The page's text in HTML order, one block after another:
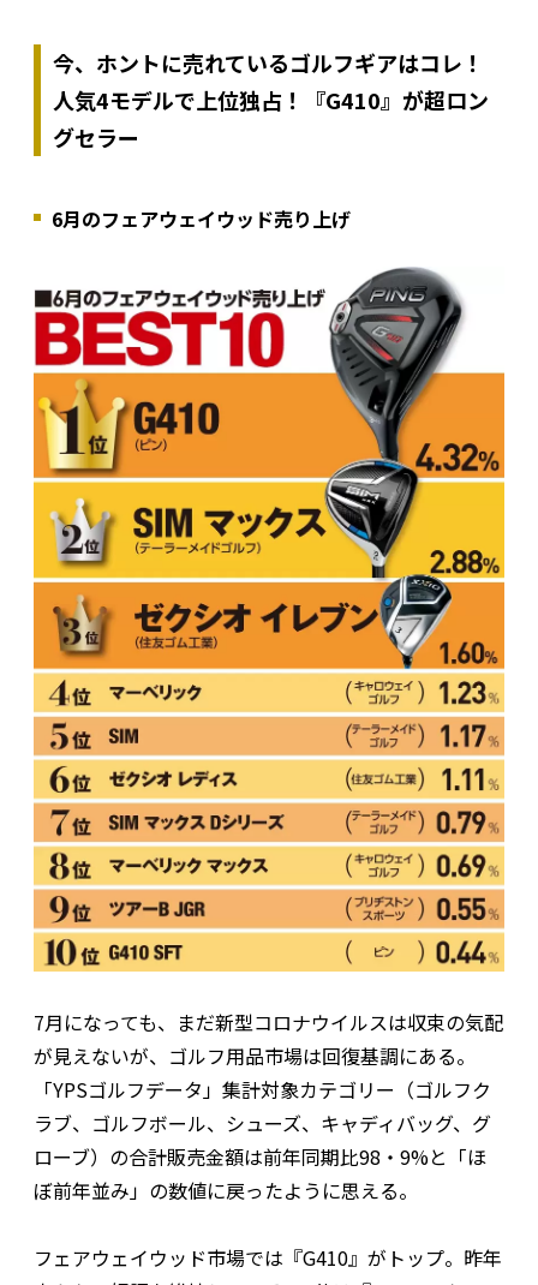
今、ホントに売れているゴルフギアはコレ！
人気4モデルで上位独占！『G410』が超ロン
グセラー
6月のフェアウェイウッド売り上げ
7月になっても、まだ新型コロナウイルスは収束の気配
が見えないが、ゴルフ用品市場は回復基調にある。
「YPSゴルフデータ」集計対象カテゴリー（ゴルフク
ラブ、ゴルフボール、シューズ、キャディバッグ、グ
ローブ）の合計販売金額は前年同期比98・9%と「ほ
ぼ前年並み」の数値に戻ったように思える。
フェアウェイウッド市場では『G410』がトップ。昨年